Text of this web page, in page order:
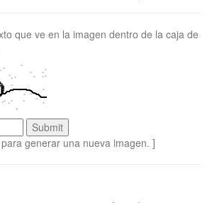
que ve en la imagen dentro de la caja de
generar una nueva imagen. ]